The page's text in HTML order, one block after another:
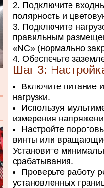
Подключите
полярность и
Подключите
правильным
«NC» (нормально
Обеспечьте
Шаг 3:
Включите питание
нагрузки.
Используя
измерения
Настройте
винты или
Установите
срабатывания.
Проверьте работу
установленных